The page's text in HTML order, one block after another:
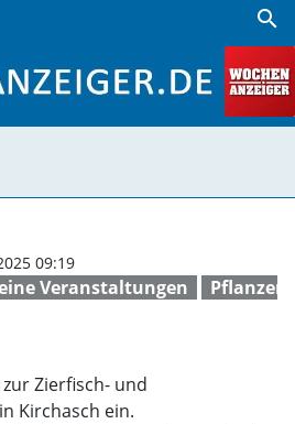
search
Veranstaltungen Pflanzen
09:19
Zierfisch- und
Kirchasch ein.